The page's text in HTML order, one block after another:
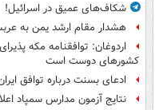
شکاف‌های عمیق در اسرائیل!
هشدار مقام ارشد یمن به
اردوغان: توافقنامه مکه
کشورهای دوست است
ادعای بسنت درباره توافق
نتایج آزمون مدارس سمپاد